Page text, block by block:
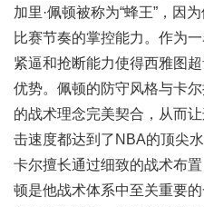
加里·佩顿被称为“蜂王”，因
比赛节奏的掌控能力。作为
紧逼和抢断能力使得西雅图
优势。佩顿的防守风格与卡
的战术理念完美契合，从而
击速度都达到了NBA的顶尖水
卡尔擅长通过细致的战术布
顿是他战术体系中至关重要